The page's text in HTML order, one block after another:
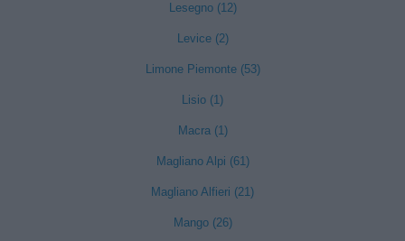
Lesegno (12)
Levice (2)
Limone Piemonte (53)
Lisio (1)
Macra (1)
Magliano Alpi (61)
Magliano Alfieri (21)
Mango (26)